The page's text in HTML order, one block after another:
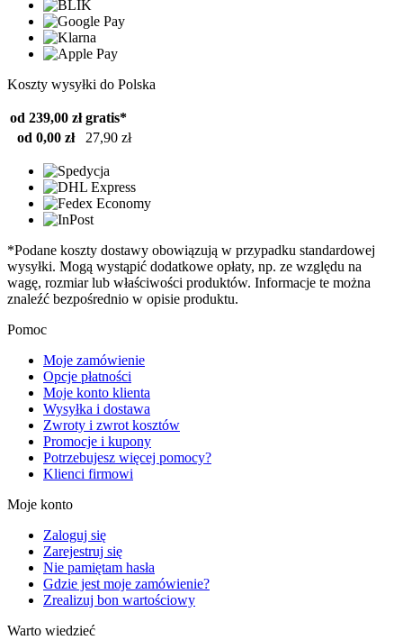
Koszty wysyłki do Polska
od 239,00 zł gratis*
od 0,00 zł
27,90 zł
*Podane koszty dostawy obowiązują w przypadku standardowej
wysyłki. Mogą wystąpić dodatkowe opłaty, np. ze względu na
wagę, rozmiar lub właściwości produktów. Informacje te można
znaleźć bezpośrednio w opisie produktu.
Pomoc
Moje zamówienie
Opcje płatności
Moje konto klienta
Wysyłka i dostawa
Zwroty i zwrot kosztów
Promocje i kupony
Potrzebujesz więcej pomocy?
Klienci firmowi
Moje konto
Zaloguj się
Zarejestruj się
Nie pamiętam hasła
Gdzie jest moje zamówienie?
Zrealizuj bon wartościowy
Warto wiedzieć